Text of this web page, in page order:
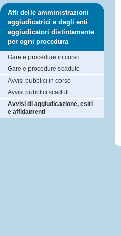
Atti delle amministrazioni
aggiudicatrici e degli enti
aggiudicatori distintamente
per ogni procedura
Gare e procedure in corso
Gare e procedure scadute
Avvisi pubblici in corso
Avvisi pubblici scaduti
Avvisi di aggiudicazione, esiti
e affidamenti